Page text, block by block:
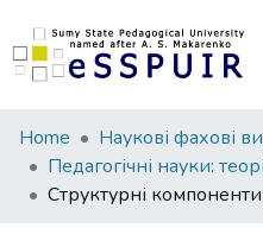
Communities
&
Collections
Home